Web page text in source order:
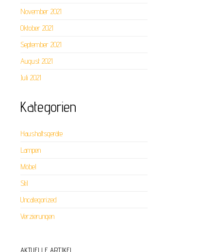
November 2021
Oktober 2021
September 2021
August 2021
Juli 2021
Kategorien
Haushaltsgeräte
Lampen
Möbel
Stil
Uncategorized
Verzierungen
AKTUELLE ARTIKEL